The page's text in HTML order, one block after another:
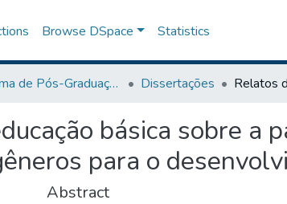
Browse DSpace Statistics
Programa de Pós-Graduação Profissional em Letras Dissertações
básica sobre a
para o
Abstract